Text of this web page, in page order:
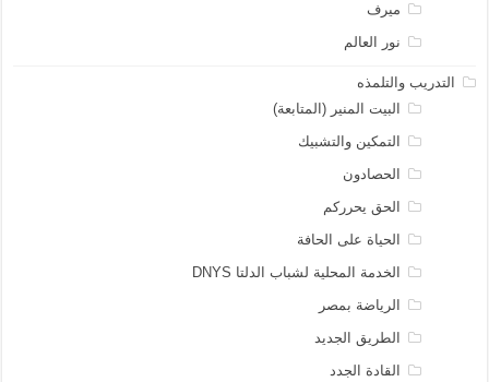
ميرف
نور العالم
التدريب والتلمذه
البيت المنير (المتابعة)
التمكين والتشبيك
الحصادون
الحق يحرركم
الحياة على الحافة
الخدمة المحلية لشباب الدلتا DNYS
الرياضة بمصر
الطريق الجديد
القادة الجدد